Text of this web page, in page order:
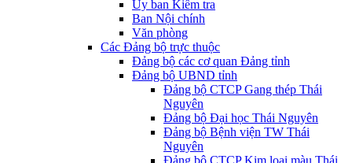
Ủy ban Kiểm tra
Ban Nội chính
Văn phòng
Các Đảng bộ trực thuộc
Đảng bộ các cơ quan Đảng tỉnh
Đảng bộ UBND tỉnh
Đảng bộ CTCP Gang thép Thái
Nguyên
Đảng bộ Đại học Thái Nguyên
Đảng bộ Bệnh viện TW Thái
Nguyên
Đảng bộ CTCP Kim loại màu Thái